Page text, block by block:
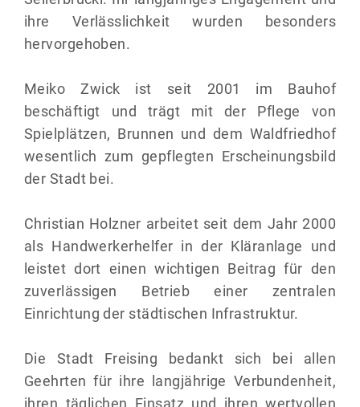
ihre Verlässlichkeit wurden besonders
hervorgehoben.
Meiko Zwick ist seit 2001 im Bauhof
beschäftigt und trägt mit der Pflege von
Spielplätzen, Brunnen und dem Waldfriedhof
wesentlich zum gepflegten Erscheinungsbild
der Stadt bei.
Christian Holzner arbeitet seit dem Jahr 2000
als Handwerkerhelfer in der Kläranlage und
leistet dort einen wichtigen Beitrag für den
zuverlässigen Betrieb einer zentralen
Einrichtung der städtischen Infrastruktur.
Die Stadt Freising bedankt sich bei allen
Geehrten für ihre langjährige Verbundenheit,
ihren täglichen Einsatz und ihren wertvollen